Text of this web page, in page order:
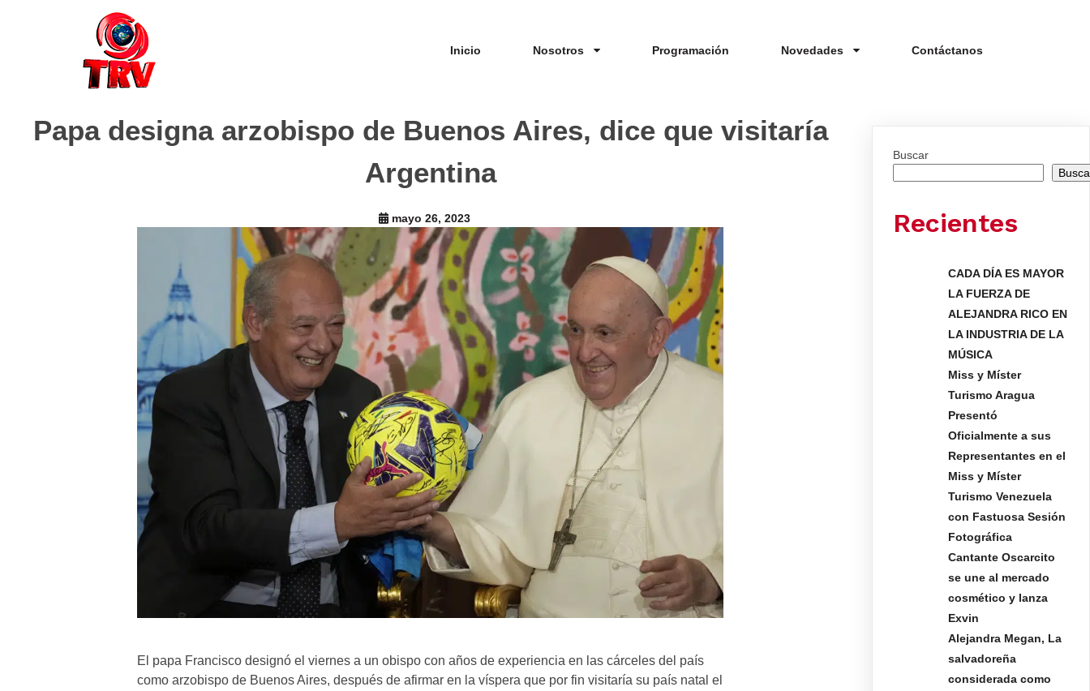
Inicio Nosotros Programación Novedades Contáctanos
Papa designa arzobispo de Buenos Aires, dice que visitaría
Argentina
mayo 26, 2023
El papa Francisco designó el viernes a un obispo con años de experiencia en las cárceles del país
como arzobispo de Buenos Aires, después de afirmar en la víspera que por fin visitaría su país natal el
Buscar
Recientes
CADA DÍA ES MAYOR
LA FUERZA DE
ALEJANDRA RICO EN
LA INDUSTRIA DE LA
MÚSICA
Miss y Míster
Turismo Aragua
Presentó
Oficialmente a sus
Representantes en el
Miss y Míster
Turismo Venezuela
con Fastuosa Sesión
Fotográfica
Cantante Oscarcito
se une al mercado
cosmético y lanza
Exvin
Alejandra Megan, La
salvadoreña
considerada como